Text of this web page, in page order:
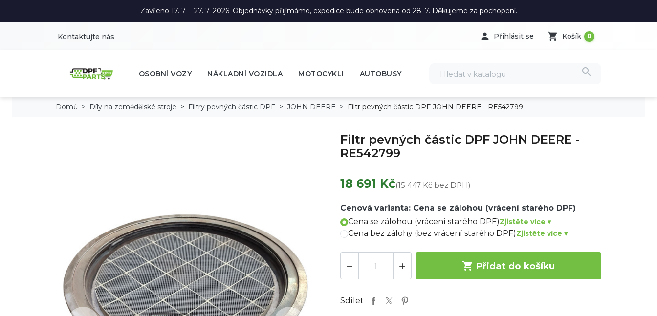
Zavřeno 17. 7. – 27. 7. 2026. Objednávky přijímáme, expedice bude obnovena od 28. 7. Děkujeme za pochopení.
Kontaktujte nás  Přihlásit se shopping_cart Košík 0
OSOBNÍ VOZY NÁKLADNÍ VOZIDLA MOTOCYKLI AUTOBUSY search
Domů Díly na zemědělské stroje Filtry pevných částic DPF JOHN DEERE Filtr pevných částic DPF JOHN DEERE - RE542799
Filtr pevných částic DPF JOHN DEERE -
RE542799
18 691 Kč(15 447 Kč bez DPH)
Cenová varianta: Cena se zálohou (vrácení starého DPF)
Cena se zálohou (vrácení starého DPF)Zjistěte více ▾
Cena bez zálohy (bez vrácení starého DPF)Zjistěte více ▾
   Přidat do košíku
Sdílet